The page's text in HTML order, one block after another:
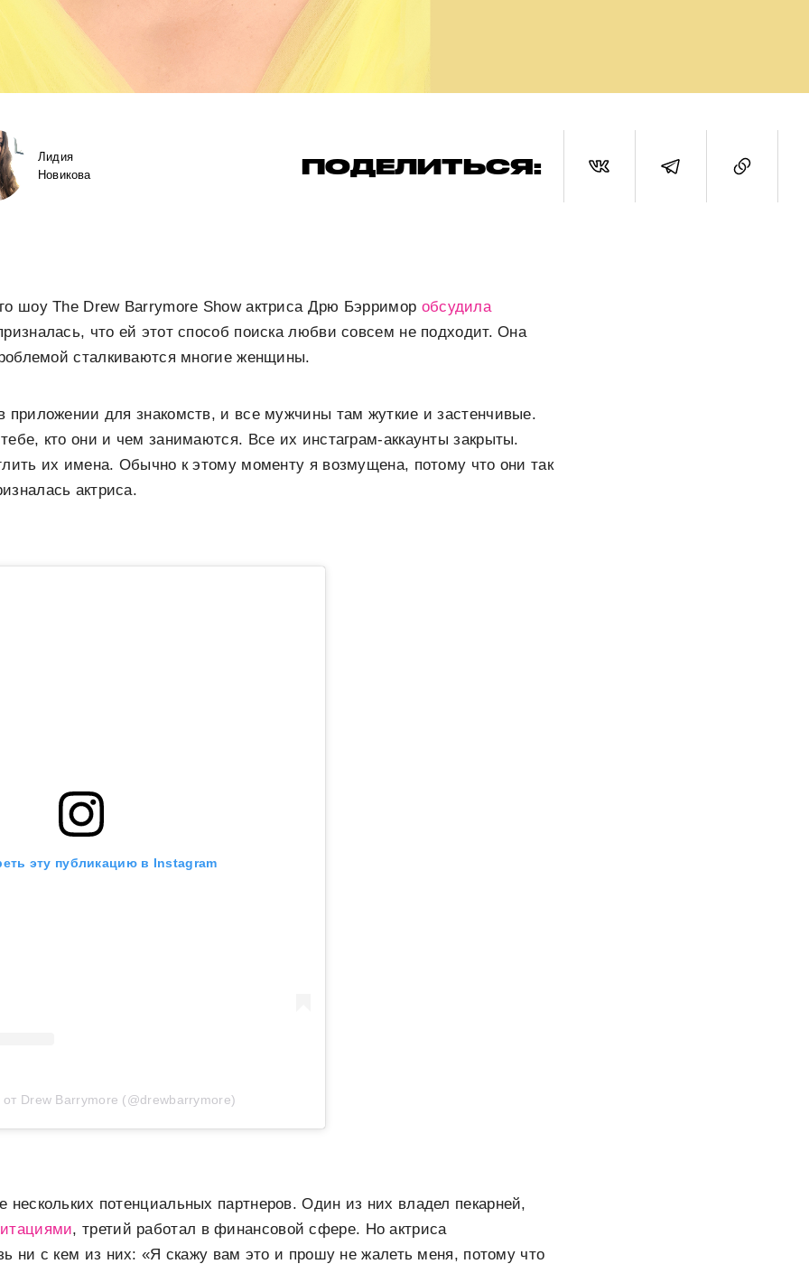
Лидия
Новикова
ПОДЕЛИТЬСЯ:
шоу The Drew Barrymore Show актриса Дрю Бэрримор обсудила
что ей этот способ поиска любви совсем не подходит. Она
сталкиваются многие женщины.
приложении для знакомств, и все мужчины там жуткие и застенчивые.
кто они и чем занимаются. Все их инстаграм-аккаунты закрыты.
их имена. Обычно к этому моменту я возмущена, потому что они так
актриса.
эту публикацию в Instagram
от Drew Barrymore (@drewbarrymore)
нескольких потенциальных партнеров. Один из них владел пекарней,
, третий работал в финансовой сфере. Но актриса
ни с кем из них: «Я скажу вам это и прошу не жалеть меня, потому что